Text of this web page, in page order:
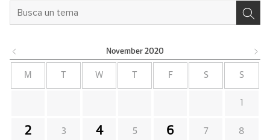
November 2020
M W F S S
1
2 3 4 5 6 7 8